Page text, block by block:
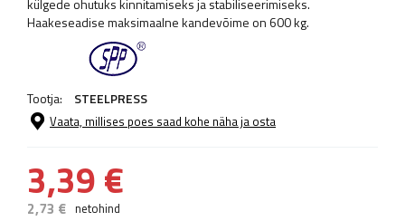
külgede ohutuks kinnitamiseks ja stabiliseerimiseks.
Haakeseadise maksimaalne kandevõime on 600 kg.
Tootja: STEELPRESS
Vaata, millises poes saad kohe näha ja osta
3,39 €
2,73 € netohind